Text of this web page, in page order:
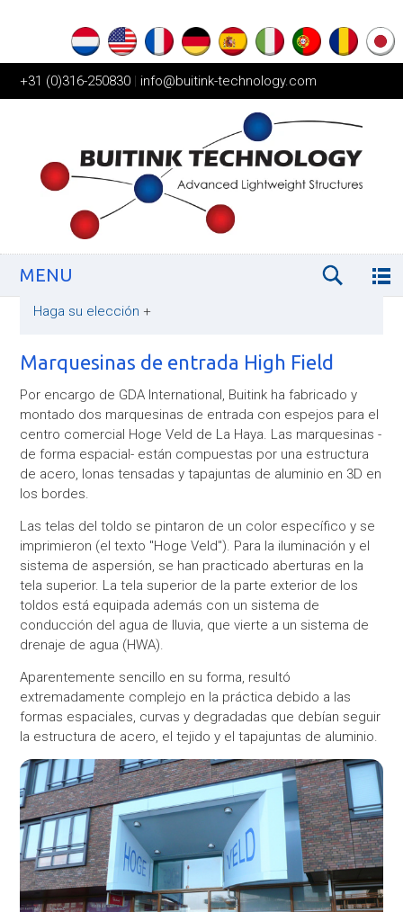
+31 (0)316-250830 | info@buitink-technology.com
MENU
Haga su elección +
Marquesinas de entrada High Field
Por encargo de GDA International, Buitink ha fabricado y
montado dos marquesinas de entrada con espejos para el
centro comercial Hoge Veld de La Haya. Las marquesinas -
de forma espacial- están compuestas por una estructura
de acero, lonas tensadas y tapajuntas de aluminio en 3D en
los bordes.
Las telas del toldo se pintaron de un color específico y se
imprimieron (el texto ''Hoge Veld''). Para la iluminación y el
sistema de aspersión, se han practicado aberturas en la
tela superior. La tela superior de la parte exterior de los
toldos está equipada además con un sistema de
conducción del agua de lluvia, que vierte a un sistema de
drenaje de agua (HWA).
Aparentemente sencillo en su forma, resultó
extremadamente complejo en la práctica debido a las
formas espaciales, curvas y degradadas que debían seguir
la estructura de acero, el tejido y el tapajuntas de aluminio.